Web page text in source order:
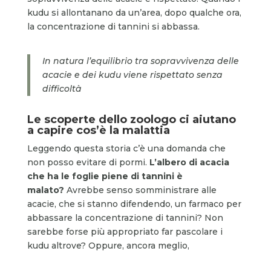
kudu si allontanano da un’area, dopo qualche ora,
la concentrazione di tannini si abbassa.
In natura l’equilibrio tra sopravvivenza delle
acacie e dei kudu viene rispettato senza
difficoltà
Le scoperte dello zoologo ci aiutano
a capire cos’è la malattia
Leggendo questa storia c’è una domanda che
non posso evitare di pormi. L’albero di acacia
che ha le foglie piene di tannini è
malato? Avrebbe senso somministrare alle
acacie, che si stanno difendendo, un farmaco per
abbassare la concentrazione di tannini? Non
sarebbe forse più appropriato far pascolare i
kudu altrove? Oppure, ancora meglio,